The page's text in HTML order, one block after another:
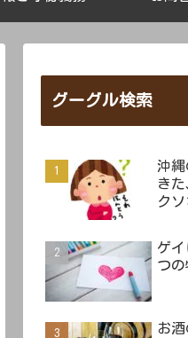
グーグル検索
沖
き
ク
ゲ
つの
お